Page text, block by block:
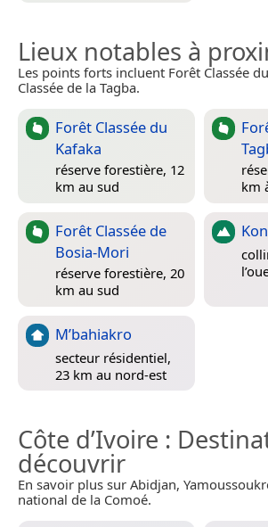
Lieux notables à
Les points forts incluent Forêt Classée
Classée de la Tagba.
Forêt Classée du
Kafaka
réserve forestière, 12
km au sud
km
Forêt Classée de
Bosia-Mori
réserve forestière, 20
km au sud
M’bahiakro
secteur résidentiel,
23 km au nord-est
Côte d’Ivoire :
découvrir
En savoir plus sur Abidjan,
national de la Comoé.